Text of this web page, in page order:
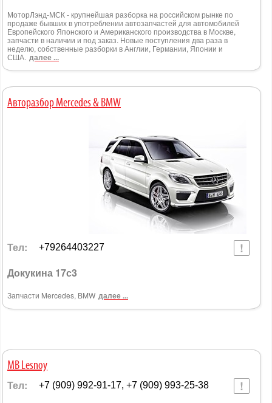
МоторЛэнд-МСК - крупнейшая разборка на российском рынке по
продаже бывших в употреблении автозапчастей для автомобилей
Европейского Японского и Американского производства в Москве,
запчасти в наличии и под заказ. Новые поступления два раза в
неделю, собственные разборки в Англии, Германии, Японии и
США. далее ...
Авторазбор Mercedes & BMW
Тел: +79264403227
Докукина 17с3
Запчасти Mercedes, BMW далее ...
MB Lesnoy
Тел: +7 (909) 992-91-17, +7 (909) 993-25-38